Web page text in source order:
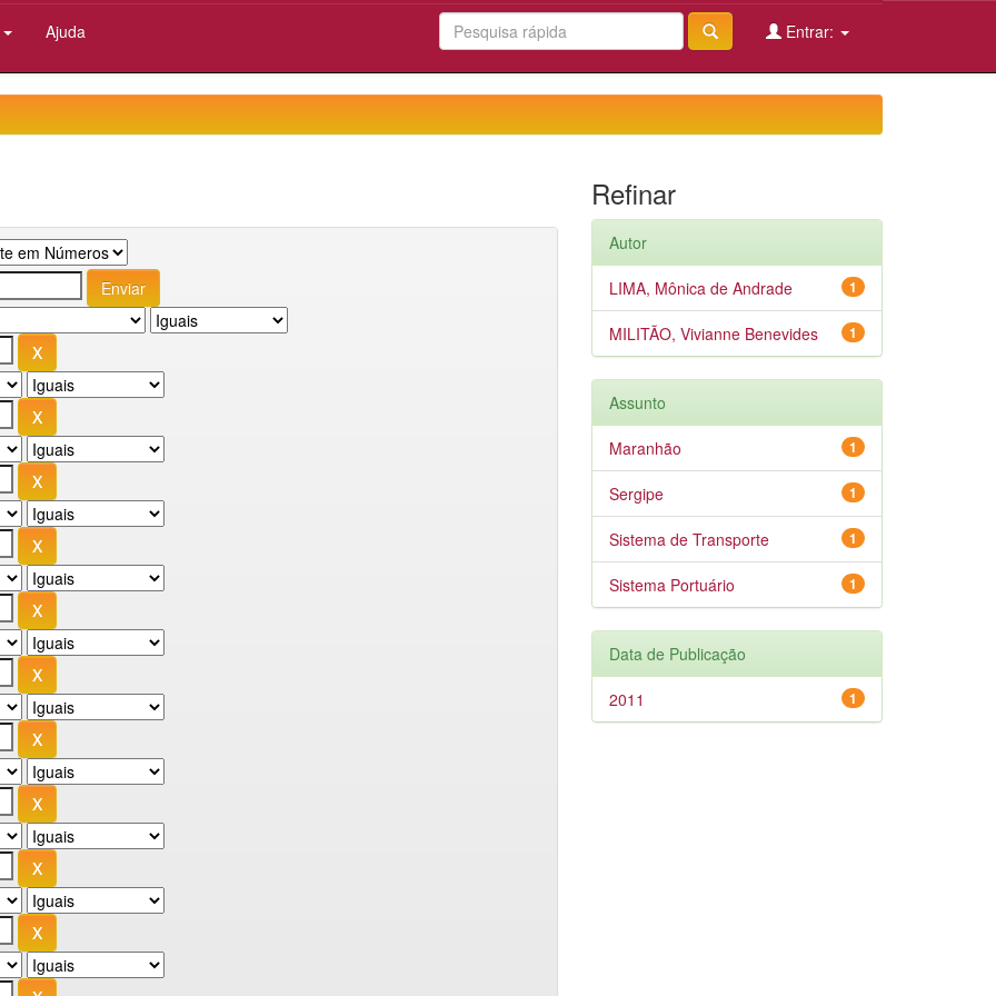
Ajuda Entrar:
Refinar
Autor
1
LIMA, Mônica de Andrade
1
MILITÃO, Vivianne Benevides
Assunto
1
Maranhão
1
Sergipe
1
Sistema de Transporte
1
Sistema Portuário
Data de Publicação
1
2011